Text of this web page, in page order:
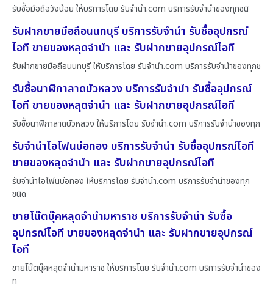
รับซื้อมือถือวังน้อย ให้บริการโดย รับจํานํา.com บริการรับจำนำของทุกชนิ
รับฝากขายมือถือนนทบุรี บริการรับจำนำ รับซื้ออุปกรณ์
ไอที ขายของหลุดจำนำ และ รับฝากขายอุปกรณ์ไอที
รับฝากขายมือถือนนทบุรี ให้บริการโดย รับจํานํา.com บริการรับจำนำของทุกช
รับซื้อนาฬิกาลาดบัวหลวง บริการรับจำนำ รับซื้ออุปกรณ์
ไอที ขายของหลุดจำนำ และ รับฝากขายอุปกรณ์ไอที
รับซื้อนาฬิกาลาดบัวหลวง ให้บริการโดย รับจํานํา.com บริการรับจำนำของทุก
รับจำนำไอโฟนบ่อทอง บริการรับจำนำ รับซื้ออุปกรณ์ไอที
ขายของหลุดจำนำ และ รับฝากขายอุปกรณ์ไอที
รับจำนำไอโฟนบ่อทอง ให้บริการโดย รับจํานํา.com บริการรับจำนำของทุก
ชนิด
ขายโน๊ตบุ๊คหลุดจำนำมหาราช บริการรับจำนำ รับซื้อ
อุปกรณ์ไอที ขายของหลุดจำนำ และ รับฝากขายอุปกรณ์
ไอที
ขายโน๊ตบุ๊คหลุดจำนำมหาราช ให้บริการโดย รับจํานํา.com บริการรับจำนำของ
ท